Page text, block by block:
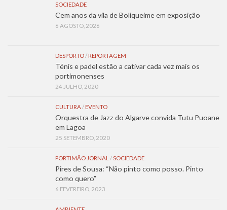
SOCIEDADE
Cem anos da vila de Boliqueime em exposição
6 AGOSTO, 2026
DESPORTO / REPORTAGEM
Ténis e padel estão a cativar cada vez mais os
portimonenses
24 JULHO, 2020
CULTURA / EVENTO
Orquestra de Jazz do Algarve convida Tutu Puoane
em Lagoa
25 SETEMBRO, 2020
PORTIMÃO JORNAL / SOCIEDADE
Pires de Sousa: “Não pinto como posso. Pinto
como quero”
6 FEVEREIRO, 2023